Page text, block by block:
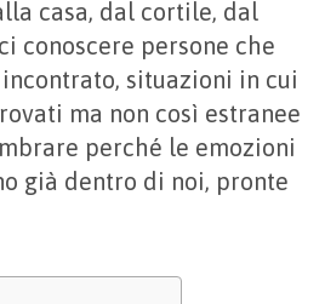
casa, dal cortile, dal
conoscere persone che
situazioni in cui
ma non così estranee
perché le emozioni
già dentro di noi, pronte